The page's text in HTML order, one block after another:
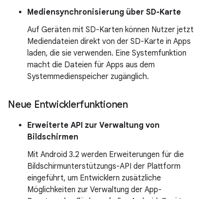
Mediensynchronisierung über SD-Karte
Auf Geräten mit SD-Karten können Nutzer jetzt
Mediendateien direkt von der SD-Karte in Apps
laden, die sie verwenden. Eine Systemfunktion
macht die Dateien für Apps aus dem
Systemmedienspeicher zugänglich.
Neue Entwicklerfunktionen
Erweiterte API zur Verwaltung von
Bildschirmen
Mit Android 3.2 werden Erweiterungen für die
Bildschirmunterstützungs-API der Plattform
eingeführt, um Entwicklern zusätzliche
Möglichkeiten zur Verwaltung der App-